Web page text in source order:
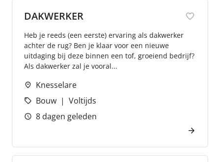
DAKWERKER
Heb je reeds (een eerste) ervaring als dakwerker
achter de rug? Ben je klaar voor een nieuwe
uitdaging bij deze binnen een tof, groeiend bedrijf?
Als dakwerker zal je vooral...
Knesselare
Bouw
Voltijds
8 dagen geleden